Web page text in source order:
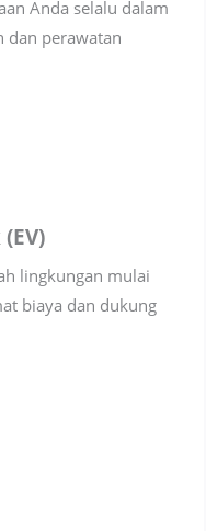
Anda selalu dalam
dan perawatan
lingkungan mulai
biaya dan dukung